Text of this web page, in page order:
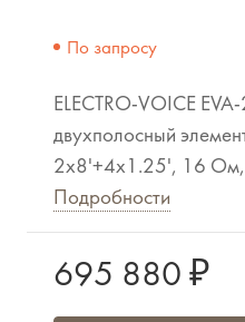
По запросу
ELECTRO-VOICE
двухполосный
2x8'+4x1.25', 16
Подробности
695 880 ₽